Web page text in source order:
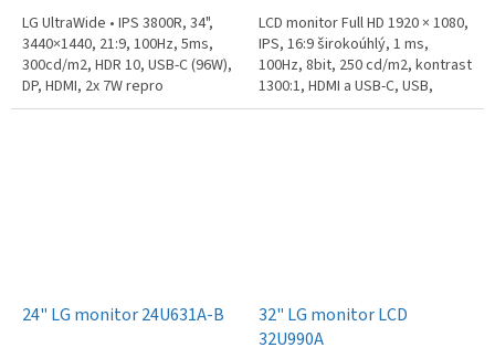
LG UltraWide • IPS 3800R, 34",
3440×1440, 21:9, 100Hz, 5ms,
300cd/m2, HDR 10, USB-C (96W),
DP, HDMI, 2x 7W repro
LCD monitor Full HD 1920 × 1080,
IPS, 16:9 širokoúhlý, 1 ms,
100Hz, 8bit, 250 cd/m2, kontrast
1300:1, HDMI a USB-C, USB,
sluchátkový výstup,
24" LG monitor 24U631A-B
32" LG monitor LCD
32U990A